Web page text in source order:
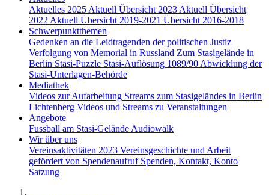
Aktuelles 2025 Aktuell Übersicht 2023 Aktuell Übersicht
2022 Aktuell Übersicht 2019-2021 Übersicht 2016-2018
Schwerpunktthemen
Gedenken an die Leidtragenden der politischen Justiz
Verfolgung von Memorial in Russland Zum Stasigelände in
Berlin Stasi-Puzzle Stasi-Auflösung 1089/90 Abwicklung der
Stasi-Unterlagen-Behörde
Mediathek
Videos zur Aufarbeitung Streams zum Stasigeländes in Berlin
Lichtenberg Videos und Streams zu Veranstaltungen
Angebote
Fussball am Stasi-Gelände Audiowalk
Wir über uns
Vereinsaktivitäten 2023 Vereinsgeschichte und Arbeit
gefördert von Spendenaufruf Spenden, Kontakt, Konto
Satzung